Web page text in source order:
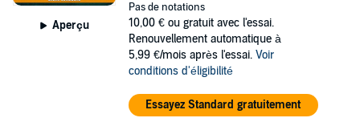
Aperçu
Pas de notations
10,00 € ou gratuit avec l'essai.
Renouvellement automatique à
5,99 €/mois après l'essai. Voir
conditions d'éligibilité
Essayez Standard gratuitement